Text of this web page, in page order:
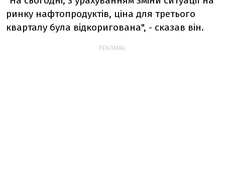
ринку нафтопродуктів, ціна для третього
кварталу була відкоригована", - сказав він.
РЕКЛАМА: